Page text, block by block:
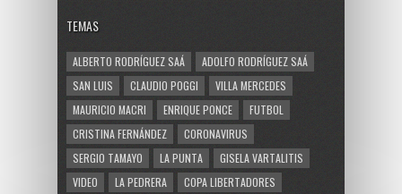
TEMAS
ALBERTO RODRÍGUEZ SAÁ
ADOLFO RODRÍGUEZ SAÁ
SAN LUIS
CLAUDIO POGGI
VILLA MERCEDES
MAURICIO MACRI
ENRIQUE PONCE
FUTBOL
CRISTINA FERNÁNDEZ
CORONAVIRUS
SERGIO TAMAYO
LA PUNTA
GISELA VARTALITIS
VIDEO
LA PEDRERA COPA LIBERTADORES